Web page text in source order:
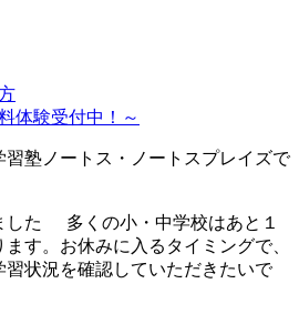
体験受付中！～
習塾ノートス・ノートスプレイズで
した
多くの小・中学校はあと１
す。お休みに入るタイミングで、
状況を確認していただきたいで